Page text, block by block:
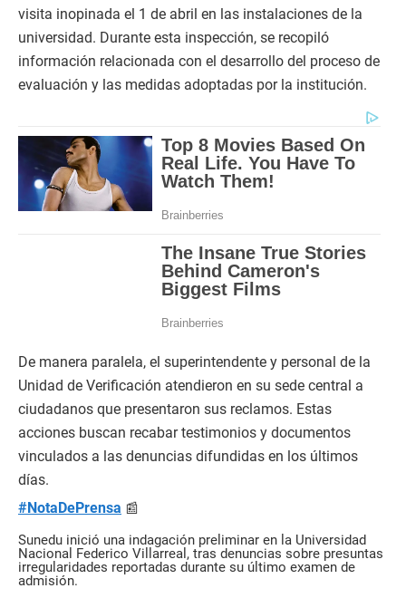
visita inopinada el 1 de abril en las instalaciones de la
universidad. Durante esta inspección, se recopiló
información relacionada con el desarrollo del proceso de
evaluación y las medidas adoptadas por la institución.
De manera paralela, el superintendente y personal de la
Unidad de Verificación atendieron en su sede central a
ciudadanos que presentaron sus reclamos. Estas
acciones buscan recabar testimonios y documentos
vinculados a las denuncias difundidas en los últimos
días.
#NotaDePrensa 📰
Sunedu inició una indagación preliminar en la Universidad
Nacional Federico Villarreal, tras denuncias sobre presuntas
irregularidades reportadas durante su último examen de
admisión.